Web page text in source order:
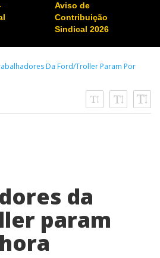
Aviso de
Contribuição
Sindical 2026
Da Ford/Troller Param Por
da
param